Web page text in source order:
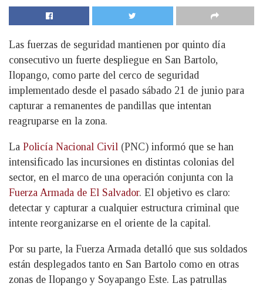
Las fuerzas de seguridad mantienen por quinto día
consecutivo un fuerte despliegue en San Bartolo,
Ilopango, como parte del cerco de seguridad
implementado desde el pasado sábado 21 de junio para
capturar a remanentes de pandillas que intentan
reagruparse en la zona.
La Policía Nacional Civil (PNC) informó que se han
intensificado las incursiones en distintas colonias del
sector, en el marco de una operación conjunta con la
Fuerza Armada de El Salvador. El objetivo es claro:
detectar y capturar a cualquier estructura criminal que
intente reorganizarse en el oriente de la capital.
Por su parte, la Fuerza Armada detalló que sus soldados
están desplegados tanto en San Bartolo como en otras
zonas de Ilopango y Soyapango Este. Las patrullas